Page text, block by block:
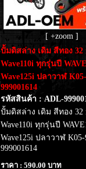
[ +zoom ]
ปั้มดิสล่าง เดิม สีทอง 32
Wave110i ทุกรุ่นปี
Wave125i ปลาวาฬ
999001614
รหัสสินค้า : ADL-
ปั้มดิสล่าง เดิม สีทอง 32
Wave110i ทุกรุ่นปี
Wave125i ปลาวาฬ
999001614
ราคา : 590.00 บาท